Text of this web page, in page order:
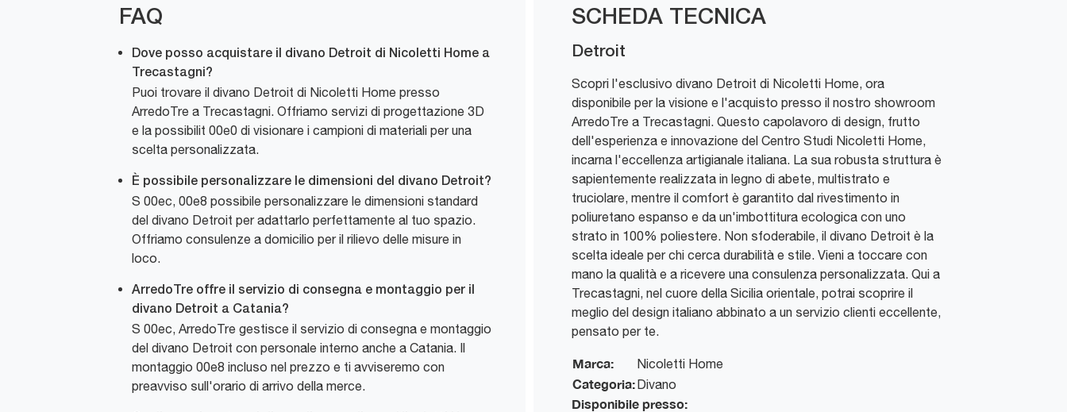
FAQ
Dove posso acquistare il divano Detroit di Nicoletti Home a
Trecastagni?
Puoi trovare il divano Detroit di Nicoletti Home presso
ArredoTre a Trecastagni. Offriamo servizi di progettazione 3D
e la possibilit 00e0 di visionare i campioni di materiali per una
scelta personalizzata.
È possibile personalizzare le dimensioni del divano Detroit?
S 00ec, 00e8 possibile personalizzare le dimensioni standard
del divano Detroit per adattarlo perfettamente al tuo spazio.
Offriamo consulenze a domicilio per il rilievo delle misure in
loco.
ArredoTre offre il servizio di consegna e montaggio per il
divano Detroit a Catania?
S 00ec, ArredoTre gestisce il servizio di consegna e montaggio
del divano Detroit con personale interno anche a Catania. Il
montaggio 00e8 incluso nel prezzo e ti avviseremo con
preavviso sull'orario di arrivo della merce.
SCHEDA TECNICA
Detroit
Scopri l'esclusivo divano Detroit di Nicoletti Home, ora
disponibile per la visione e l'acquisto presso il nostro showroom
ArredoTre a Trecastagni. Questo capolavoro di design, frutto
dell'esperienza e innovazione del Centro Studi Nicoletti Home,
incarna l'eccellenza artigianale italiana. La sua robusta struttura è
sapientemente realizzata in legno di abete, multistrato e
truciolare, mentre il comfort è garantito dal rivestimento in
poliuretano espanso e da un'imbottitura ecologica con uno
strato in 100% poliestere. Non sfoderabile, il divano Detroit è la
scelta ideale per chi cerca durabilità e stile. Vieni a toccare con
mano la qualità e a ricevere una consulenza personalizzata. Qui a
Trecastagni, nel cuore della Sicilia orientale, potrai scoprire il
meglio del design italiano abbinato a un servizio clienti eccellente,
pensato per te.
Marca: Nicoletti Home
Categoria:Divano
Disponibile presso: